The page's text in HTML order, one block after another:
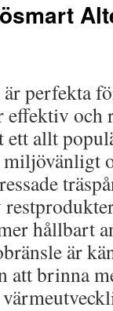
perfekta
effektiv
allt
miljövänligt
hållbart
är
att brinna